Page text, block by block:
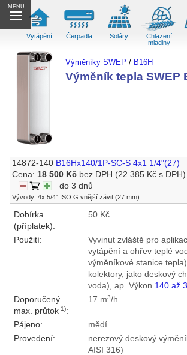
MENU
Vytápění Čerpadla Soláry
Chlazení
mladiny
Výměníky SWEP / B16H
Výměník tepla SWEP
14872-140 B16Hx140/1P-SC-S 4x1 1/4"(27)
Cena:18 500 Kč bez DPH (22 385 Kč s DPH)
do 3 dnů
Vývody: 4x 5/4" ISO G vnější závit (27 mm)
Dobírka
(příplatek):
50 Kč
Použití:
Vyvinut zvláště pro
vytápění a ohřev teplé
výměníkové stanice
kolektory, jako deskový
voda), ap. Výkon 140 až
Doporučený
max. průtok1):
17 m3/h
Pájeno:
mědí
Provedení:
nerezový deskový
AISI 316)